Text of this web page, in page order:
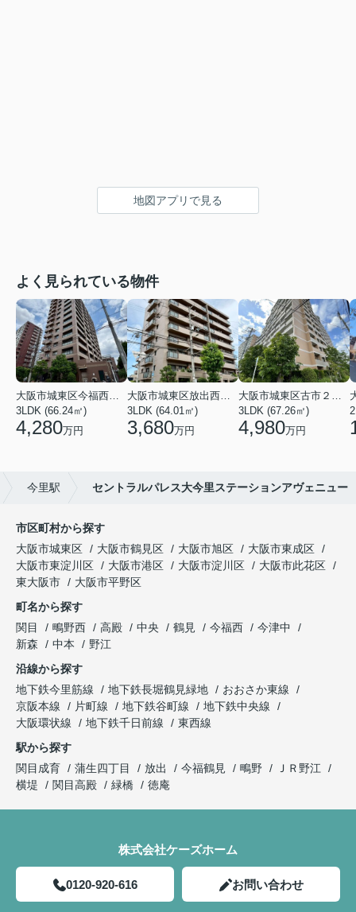
地図アプリで見る
よく見られている物件
大阪市城東区今福西６丁目
3LDK (66.24㎡)
4,280万円
大阪市城東区放出西１丁目
3LDK (64.01㎡)
3,680万円
大阪市城東区古市２丁目
3LDK (67.26㎡)
4,980万円
今里駅 セントラルパレス大今里ステーションアヴェニュー
市区町村から探す
大阪市城東区
大阪市鶴見区 大阪市旭区
大阪市東成区
大阪市東淀川区
大阪市港区 大阪市淀川区
大阪市此花区
東大阪市
大阪市平野区
町名から探す
関目
鴫野西 高殿 中央 鶴見 今福西
今津中
新森
中本
野江
沿線から探す
地下鉄今里筋線
地下鉄長堀鶴見緑地
おおさか東線
京阪本線
片町線 地下鉄谷町線
地下鉄中央線
大阪環状線
地下鉄千日前線
東西線
駅から探す
関目成育
蒲生四丁目 放出 今福鶴見 鴫野
ＪＲ野江
横堤
関目高殿 緑橋 徳庵
株式会社ケーズホーム
0120-920-616 お問い合わせ